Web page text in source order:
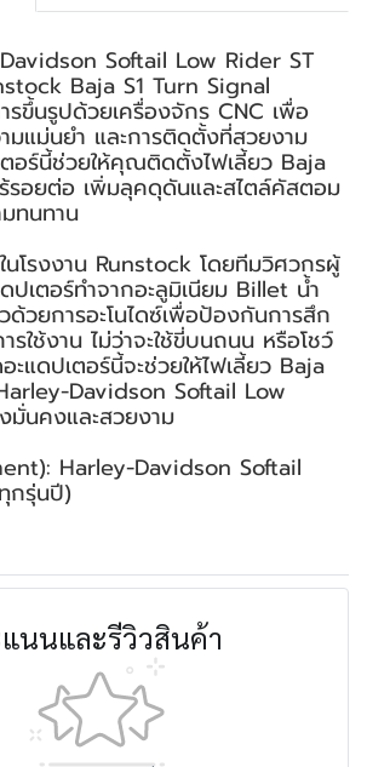
Softail Low Rider ST
Baja S1 Turn Signal
ขึ้นรูปด้วยเครื่องจักร CNC เพื่อ
มแม่นยำ และการติดตั้งที่สวยงาม
อร์นี้ช่วยให้คุณติดตั้งไฟเลี้ยว Baja
ร้รอยต่อ เพิ่มลุคดุดันและสไตล์คัสตอม
ทนทาน
โรงงาน Runstock โดยทีมวิศวกรผู้
ปเตอร์ทำจากอะลูมิเนียม Billet น้ำ
ด้วยการอะโนไดซ์เพื่อป้องกันการสึก
รใช้งาน ไม่ว่าจะใช้ขี่บนถนน หรือโชว์
แดปเตอร์นี้จะช่วยให้ไฟเลี้ยว Baja
Davidson Softail Low
มั่นคงและสวยงาม
Harley-Davidson Softail
กรุ่นปี)
นนและรีวิวสินค้า